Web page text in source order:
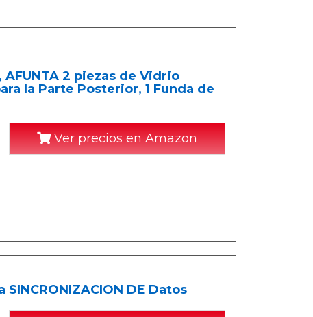
2 piezas de Vidrio
la Parte Posterior, 1 Funda de
Ver precios en Amazon
DE Datos